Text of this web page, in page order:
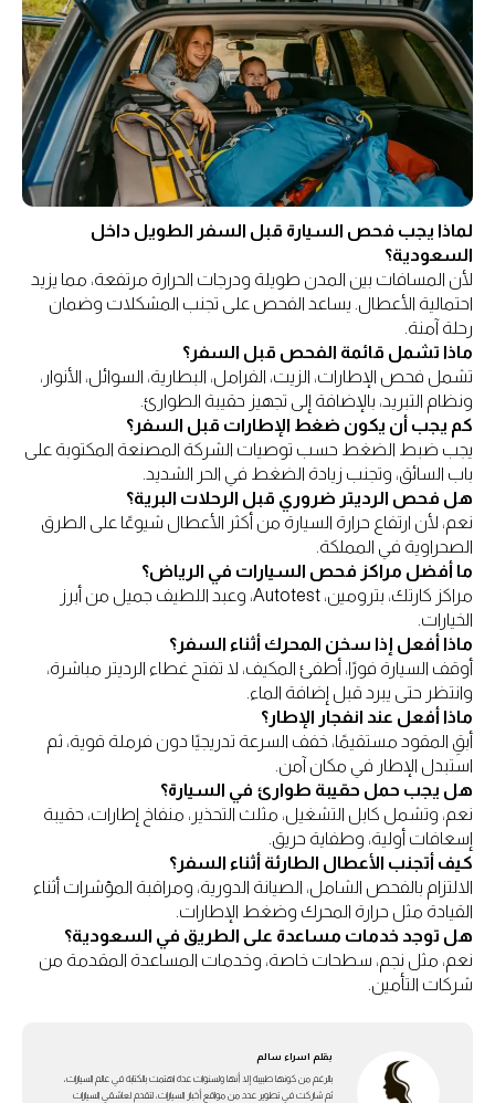
لماذا يجب فحص السيارة قبل السفر الطويل داخل
السعودية؟
لأن المسافات بين المدن طويلة ودرجات الحرارة مرتفعة، مما يزيد
احتمالية الأعطال. يساعد الفحص على تجنب المشكلات وضمان
رحلة آمنة.
ماذا تشمل قائمة الفحص قبل السفر؟
تشمل فحص الإطارات، الزيت، الفرامل، البطارية، السوائل، الأنوار،
ونظام التبريد، بالإضافة إلى تجهيز حقيبة الطوارئ.
كم يجب أن يكون ضغط الإطارات قبل السفر؟
يجب ضبط الضغط حسب توصيات الشركة المصنعة المكتوبة على
باب السائق، وتجنب زيادة الضغط في الحر الشديد.
هل فحص الرديتر ضروري قبل الرحلات البرية؟
نعم، لأن ارتفاع حرارة السيارة من أكثر الأعطال شيوعًا على الطرق
الصحراوية في المملكة.
ما أفضل مراكز فحص السيارات في الرياض؟
مراكز كارتك، بترومين، Autotest، وعبد اللطيف جميل من أبرز
الخيارات.
ماذا أفعل إذا سخن المحرك أثناء السفر؟
أوقف السيارة فورًا، أطفئ المكيف، لا تفتح غطاء الرديتر مباشرة،
وانتظر حتى يبرد قبل إضافة الماء.
ماذا أفعل عند انفجار الإطار؟
أبقِ المقود مستقيمًا، خفف السرعة تدريجيًا دون فرملة قوية، ثم
استبدل الإطار في مكان آمن.
هل يجب حمل حقيبة طوارئ في السيارة؟
نعم، وتشمل كابل التشغيل، مثلث التحذير، منفاخ إطارات، حقيبة
إسعافات أولية، وطفاية حريق.
كيف أتجنب الأعطال الطارئة أثناء السفر؟
الالتزام بالفحص الشامل، الصيانة الدورية، ومراقبة المؤشرات أثناء
القيادة مثل حرارة المحرك وضغط الإطارات.
هل توجد خدمات مساعدة على الطريق في السعودية؟
نعم، مثل نجم، سطحات خاصة، وخدمات المساعدة المقدمة من
شركات التأمين.
بقلم اسراء سالم
بالرغم من كونها طبيبة إلا أنها ولسنوات عدة اهتمت بالكتابة في عالم السيارات،
ثم شاركت في تطوير عدد من مواقع أخبار السيارات، لتقدم لعاشقي السيارات